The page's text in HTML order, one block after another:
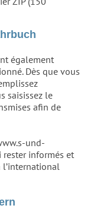
également
Dès que vous
saisissez le
afin de
und-
informés et